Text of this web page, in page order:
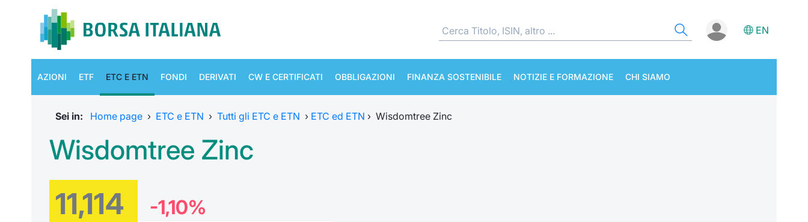
EN
AZIONI ETF ETC E ETN FONDI DERIVATI CW E CERTIFICATI OBBLIGAZIONI FINANZA SOSTENIBILE NOTIZIE E FORMAZIONE CHI SIAMO
Sei in: Home page › ETC e ETN › Tutti gli ETC e ETN › ETC ed ETN › Wisdomtree Zinc
Wisdomtree Zinc
11,114 -1,10%